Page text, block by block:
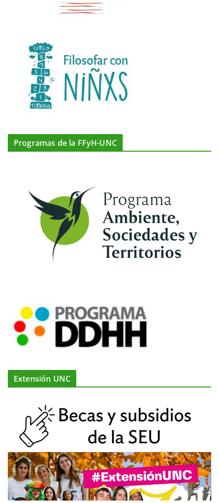
Programas de la FFyH-UNC
Extensión UNC